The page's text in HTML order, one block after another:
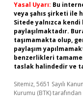
Yasal Uyarı: Bu
veya şahıs şirketi ile
Sitede yalnızca kendi
paylaşılmaktadır.
taşımamakta olup,
paylaşım
benzerlikleri
taslak halindedir ve
Sitemiz, 5651 Sayılı
Kurumu (BTK)